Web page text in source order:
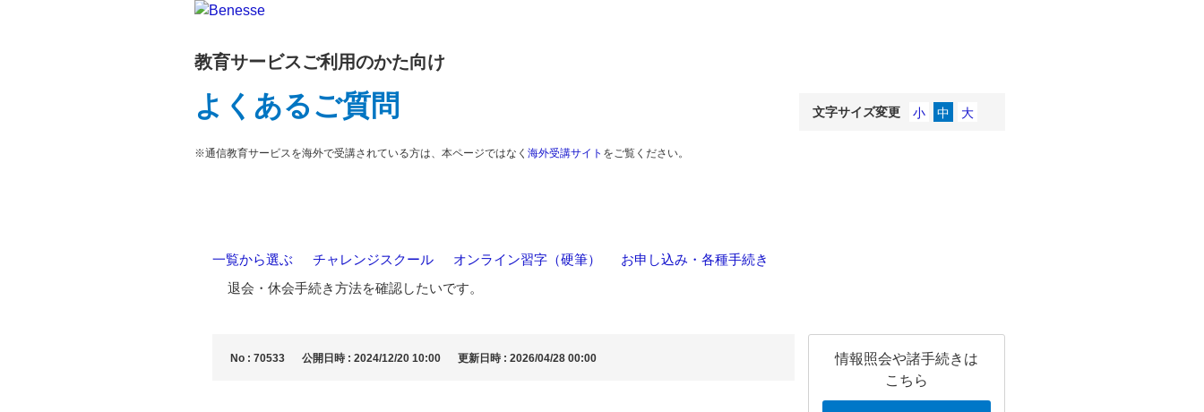
教育サービスご利用のかた向け
よくあるご質問
※通信教育サービスを海外で受講されている方は、本ページではなく 海外受講サイト をご覧ください。
文字サイズ変更
一覧から選ぶ チャレンジスクール オンライン習字（硬筆）
お申し込み・各種手続き
退会・休会手続き方法を確認したいです。
情報照会や諸手続きは
こちら
No : 70533 公開日時 : 2024/12/20 10:00 更新日時 : 2026/04/28 00:00